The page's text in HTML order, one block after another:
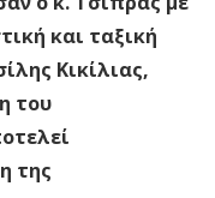
και ταξική
Κικίλιας,
του
της